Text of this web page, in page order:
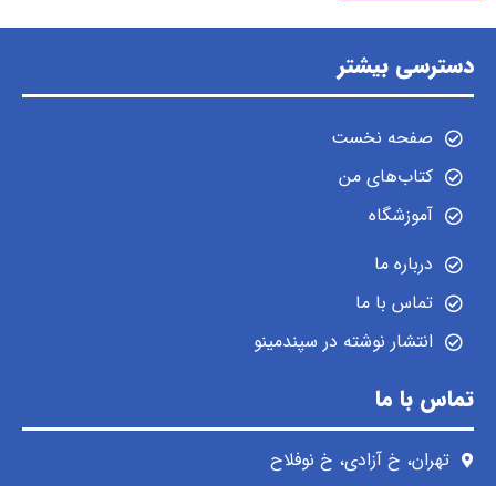
دسترسی بیشتر
صفحه نخست
کتاب‌های من
آموزشگاه
درباره ما
تماس با ما
انتشار نوشته در سپندمینو
تماس با ما
تهران، خ آزادی، خ نوفلاح